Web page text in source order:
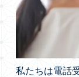
私たちは電話